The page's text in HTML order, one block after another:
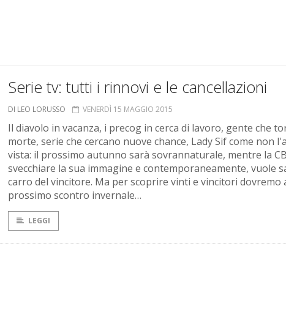
Serie tv: tutti i rinnovi e le cancellazioni
DI LEO LORUSSO VENERDÌ 15 MAGGIO 2015
Il diavolo in vacanza, i precog in cerca di lavoro, gente che
morte, serie che cercano nuove chance, Lady Sif come non
vista: il prossimo autunno sarà sovrannaturale, mentre la
svecchiare la sua immagine e contemporaneamente, vuole
carro del vincitore. Ma per scoprire vinti e vincitori dovremo
prossimo scontro invernale…
LEGGI